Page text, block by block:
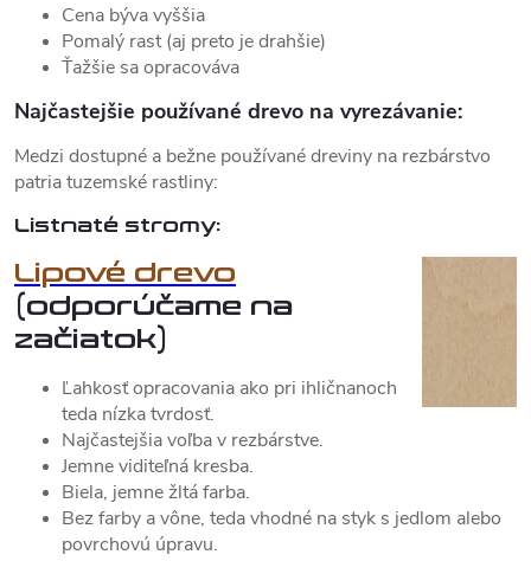
Cena býva vyššia
Pomalý rast (aj preto je drahšie)
Ťažšie sa opracováva
Najčastejšie používané drevo na vyrezávanie:
Medzi dostupné a bežne používané dreviny na rezbárstvo
patria tuzemské rastliny:
Listnaté stromy:
Lipové drevo
(odporúčame na
začiatok)
Ľahkosť opracovania ako pri ihličnanoch
teda nízka tvrdosť.
Najčastejšia voľba v rezbárstve.
Jemne viditeľná kresba.
Biela, jemne žltá farba.
Bez farby a vône, teda vhodné na styk s jedlom alebo
povrchovú úpravu.